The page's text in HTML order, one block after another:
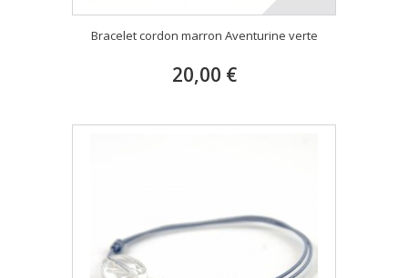
Bracelet cordon marron Aventurine verte
20,00 €